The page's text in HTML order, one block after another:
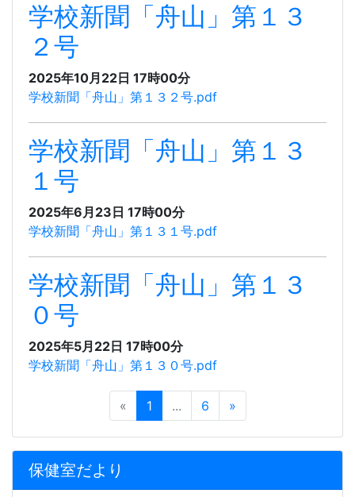
学校新聞「舟山」第１３
２号
2025年10月22日 17時00分
学校新聞「舟山」第１３２号.pdf
学校新聞「舟山」第１３
１号
2025年6月23日 17時00分
学校新聞「舟山」第１３１号.pdf
学校新聞「舟山」第１３
０号
2025年5月22日 17時00分
学校新聞「舟山」第１３０号.pdf
« 1 ... 6 »
保健室だより